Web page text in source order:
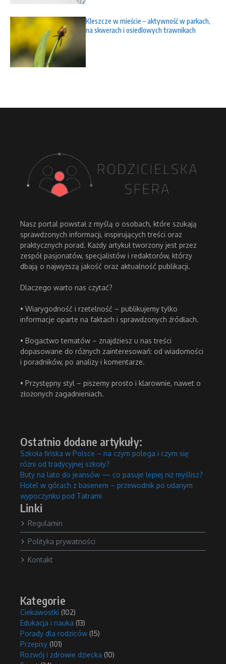
Kleszcze w mieście – aktywność w parkach,
na skwerach i osiedlowych trawnikach
Nasz portal powstał z myślą o osobach, które szukają
sprawdzonych informacji, inspirujących treści oraz
praktycznych porad. Każdy artykuł tworzony jest przez
zespół pasjonatów, specjalistów i redaktorów, którzy
dbają o najwyższą jakość oraz aktualność publikacji.
Dlaczego warto nas czytać?
• Wiarygodność i rzetelność – publikujemy tylko
informacje oparte na faktach i sprawdzonych źródłach.
• Bogactwo tematów – znajdziesz u nas treści
dopasowane do różnych zainteresowań: od wiadomości
i poradników, po analizy i komentarze.
• Przystępny styl – piszemy prosto i klarownie, nawet o
złożonych zagadnieniach.
Ostatnio dodane artykuły:
Szkoła fińska w Polsce – na czym polega i czym się
różni od tradycyjnej szkoły?
Buty na lato do jeansów — co pasuje lepiej niż myślisz?
Hotel w górach z basenem – przewodnik po udanym
wypoczynku pod Tatrami
Linki
Regulamin
Polityka prywatności
Kontakt
Kategorie
Ciekawostki (102)
Edukacja i nauka (13)
Porady dla rodziców (15)
Przepisy (101)
Rozwój i zdrowie dziecka (10)